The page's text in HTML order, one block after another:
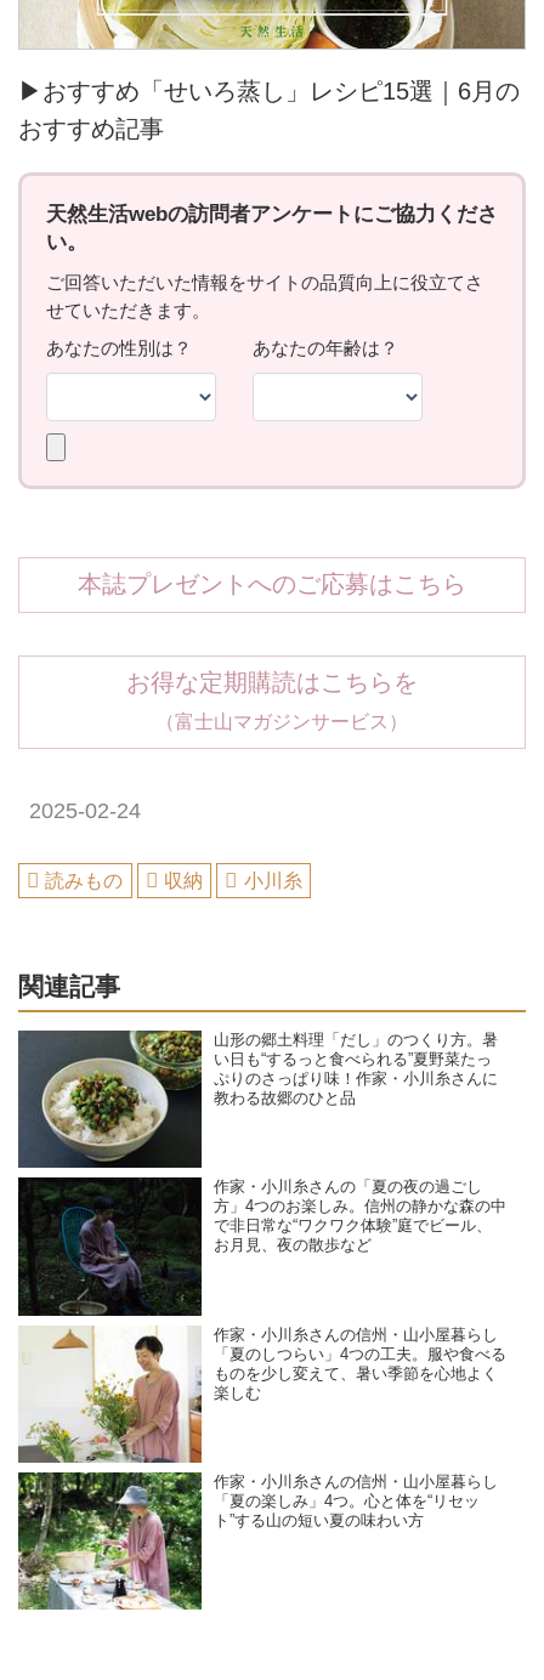
▶おすすめ「せいろ蒸し」レシピ15選｜6月の
おすすめ記事
本誌プレゼントへのご応募はこちら
お得な定期購読はこちらを
（富士山マガジンサービス）
2025-02-24
読みもの 収納 小川糸
関連記事
山形の郷土料理「だし」のつくり方。暑
い日も“するっと食べられる”夏野菜たっ
ぷりのさっぱり味！作家・小川糸さんに
教わる故郷のひと品
作家・小川糸さんの「夏の夜の過ごし
方」4つのお楽しみ。信州の静かな森の中
で非日常な“ワクワク体験”庭でビール、
お月見、夜の散歩など
作家・小川糸さんの信州・山小屋暮らし
「夏のしつらい」4つの工夫。服や食べる
ものを少し変えて、暑い季節を心地よく
楽しむ
作家・小川糸さんの信州・山小屋暮らし
「夏の楽しみ」4つ。心と体を“リセッ
ト”する山の短い夏の味わい方